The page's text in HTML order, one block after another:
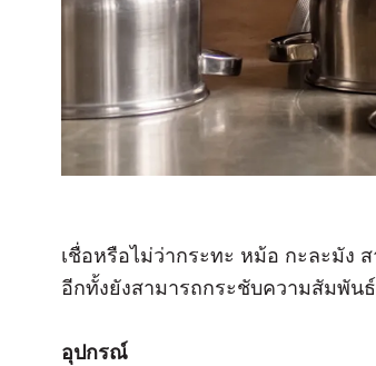
เชื่อหรือไม่ว่ากระทะ หม้อ กะละมัง
อีกทั้งยังสามารถกระชับความสัมพัน
อุปกรณ์